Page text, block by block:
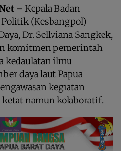
– Kepala Badan
Politik (Kesbangpol)
Dr. Sellviana Sangkek,
komitmen pemerintah
kedaulatan ilmu
daya laut Papua
kegiatan
namun kolaboratif.